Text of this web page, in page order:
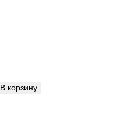
В корзину